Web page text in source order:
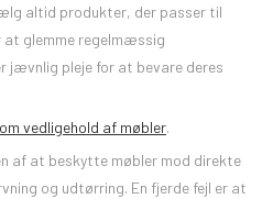
altid produkter, der passer til
at glemme regelmæssig
jævnlig pleje for at bevare deres
vedligehold af møbler.
af at beskytte møbler mod direkte
og udtørring. En fjerde fejl er at